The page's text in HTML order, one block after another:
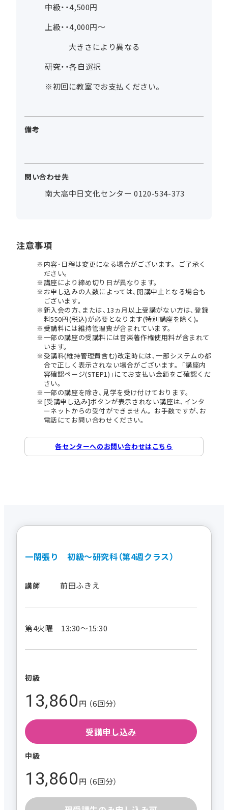
中級・・4,500円
上級・・4,000円～
大きさにより異なる
研究・・各自選択
※初回に教室でお支払ください。
備考
問い合わせ先
南大高中日文化センター 0120-534-373
注意事項
内容･日程は変更になる場合がございます。ご了承く
ださい。
講座により締め切り日が異なります。
お申し込みの人数によっては､開講中止となる場合も
ございます。
新入会の方､または､13ヵ月以上受講がない方は､登録
料550円(税込)が必要となります(特別講座を除く)。
受講料には維持管理費が含まれています。
一部の講座の受講料には音楽著作権使用料が含まれて
います。
受講料(維持管理費含む)改定時には､一部システムの都
合で正しく表示されない場合がございます。｢講座内
容確認ページ(STEP1)｣にてお支払い金額をご確認くだ
さい。
一部の講座を除き､見学を受け付けております。
[受講申し込み]ボタンが表示されない講座は､インタ
ーネットからの受付ができません。お手数ですが､お
電話にてお問い合わせください。
各センターへのお問い合わせはこちら
一閑張り 初級～研究科（第4週クラス）
講師 前田ふきえ
第4火曜 13:30～15:30
初級
13,860円 （6回分）
受講申し込み
中級
13,860円 （6回分）